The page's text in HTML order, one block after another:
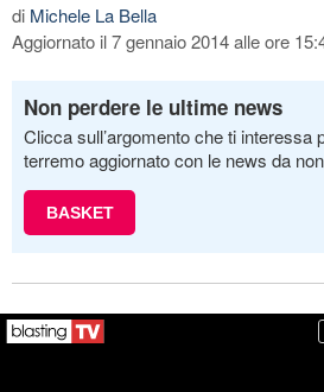
di Michele La Bella
Aggiornato il 7 gennaio 2014 alle ore
Non perdere le ultime news
Clicca sull’argomento che ti interessa
terremo aggiornato con le news da
BASKET